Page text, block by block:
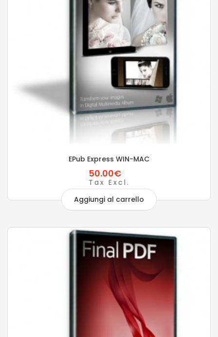
EPub Express WIN-MAC
50.00€
Tax Excl.
Aggiungi al carrello